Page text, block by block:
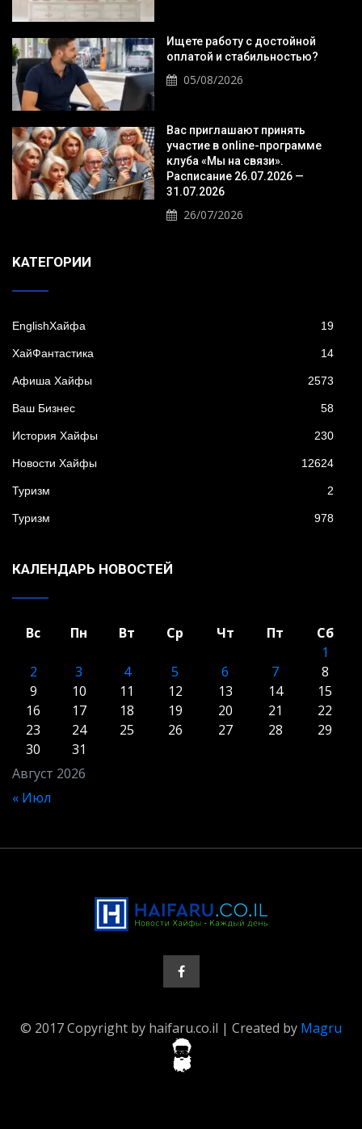
Ищете работу с достойной
оплатой и стабильностью?
05/08/2026
Вас приглашают принять
участие в online-программе
клуба «Мы на связи».
Расписание 26.07.2026 —
31.07.2026
26/07/2026
KАТЕГОРИИ
EnglishХайфа 19
XайФантастика 14
Афиша Хайфы 2573
Ваш Бизнес 58
История Хайфы 230
Новости Хайфы 12624
Туризм 2
Туризм 978
КАЛЕНДАРЬ НОВОСТЕЙ
Август 2026
Вс Пн Вт Ср Чт Пт
Сб
1
2
3 4 5 6 7
8
9
10 11 12 13 14
15
16
17 18 19 20 21
22
23
24 25 26 27 28
29
30
31
« Июл
© 2017 Copyright by haifaru.co.il | Created by Magru